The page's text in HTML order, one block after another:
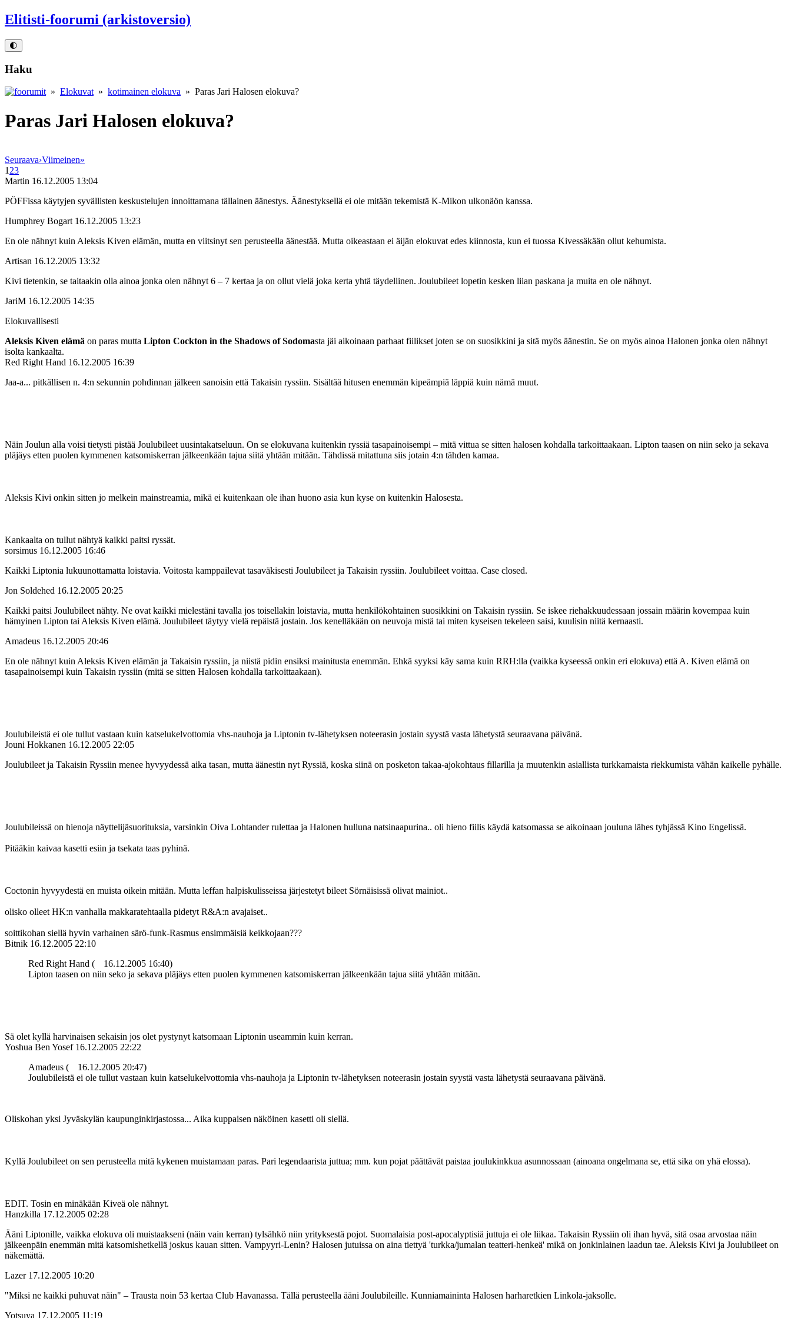
Elitisti-foorumi (arkistoversio)
🌓
Haku
» Elokuvat » kotimainen elokuva » Paras Jari Halosen elokuva?
Paras Jari Halosen elokuva?
Seuraava›Viimeinen»
1 23
Martin 16.12.2005 13:04
PÖFFissa käytyjen syvällisten keskustelujen innoittamana tällainen äänestys. Äänestyksellä ei ole mitään tekemistä K-Mikon ulkonäön kanssa.
Humphrey Bogart 16.12.2005 13:23
En ole nähnyt kuin Aleksis Kiven elämän, mutta en viitsinyt sen perusteella äänestää. Mutta oikeastaan ei äijän elokuvat edes kiinnosta, kun ei tuossa Kivessäkään ollut kehumista.
Artisan 16.12.2005 13:32
Kivi tietenkin, se taitaakin olla ainoa jonka olen nähnyt 6 – 7 kertaa ja on ollut vielä joka kerta yhtä täydellinen. Joulubileet lopetin kesken liian paskana ja muita en ole nähnyt.
JariM 16.12.2005 14:35
Elokuvallisesti
Aleksis Kiven elämä on paras mutta Lipton Cockton in the Shadows of Sodomasta jäi aikoinaan parhaat fiilikset joten se on suosikkini ja sitä myös äänestin. Se on myös ainoa Halonen jonka olen nähnyt
isolta kankaalta.
Red Right Hand 16.12.2005 16:39
Jaa-a... pitkällisen n. 4:n sekunnin pohdinnan jälkeen sanoisin että Takaisin ryssiin. Sisältää hitusen enemmän kipeämpiä läppiä kuin nämä muut.
Näin Joulun alla voisi tietysti pistää Joulubileet uusintakatseluun. On se elokuvana kuitenkin ryssiä tasapainoisempi – mitä vittua se sitten halosen kohdalla tarkoittaakaan. Lipton taasen on niin seko ja sekava
pläjäys etten puolen kymmenen katsomiskerran jälkeenkään tajua siitä yhtään mitään. Tähdissä mitattuna siis jotain 4:n tähden kamaa.
Aleksis Kivi onkin sitten jo melkein mainstreamia, mikä ei kuitenkaan ole ihan huono asia kun kyse on kuitenkin Halosesta.
Kankaalta on tullut nähtyä kaikki paitsi ryssät.
sorsimus 16.12.2005 16:46
Kaikki Liptonia lukuunottamatta loistavia. Voitosta kamppailevat tasaväkisesti Joulubileet ja Takaisin ryssiin. Joulubileet voittaa. Case closed.
Jon Soldehed 16.12.2005 20:25
Kaikki paitsi Joulubileet nähty. Ne ovat kaikki mielestäni tavalla jos toisellakin loistavia, mutta henkilökohtainen suosikkini on Takaisin ryssiin. Se iskee riehakkuudessaan jossain määrin kovempaa kuin
hämyinen Lipton tai Aleksis Kiven elämä. Joulubileet täytyy vielä repäistä jostain. Jos kenelläkään on neuvoja mistä tai miten kyseisen tekeleen saisi, kuulisin niitä kernaasti.
Amadeus 16.12.2005 20:46
En ole nähnyt kuin Aleksis Kiven elämän ja Takaisin ryssiin, ja niistä pidin ensiksi mainitusta enemmän. Ehkä syyksi käy sama kuin RRH:lla (vaikka kyseessä onkin eri elokuva) että A. Kiven elämä on
tasapainoisempi kuin Takaisin ryssiin (mitä se sitten Halosen kohdalla tarkoittaakaan).
Joulubileistä ei ole tullut vastaan kuin katselukelvottomia vhs-nauhoja ja Liptonin tv-lähetyksen noteerasin jostain syystä vasta lähetystä seuraavana päivänä.
Jouni Hokkanen 16.12.2005 22:05
Joulubileet ja Takaisin Ryssiin menee hyvyydessä aika tasan, mutta äänestin nyt Ryssiä, koska siinä on posketon takaa-ajokohtaus fillarilla ja muutenkin asiallista turkkamaista riekkumista vähän kaikelle pyhälle.
Joulubileissä on hienoja näyttelijäsuorituksia, varsinkin Oiva Lohtander rulettaa ja Halonen hulluna natsinaapurina.. oli hieno fiilis käydä katsomassa se aikoinaan jouluna lähes tyhjässä Kino Engelissä.
Pitääkin kaivaa kasetti esiin ja tsekata taas pyhinä.
Coctonin hyvyydestä en muista oikein mitään. Mutta leffan halpiskulisseissa järjestetyt bileet Sörnäisissä olivat mainiot..
olisko olleet HK:n vanhalla makkaratehtaalla pidetyt R&A:n avajaiset..
soittikohan siellä hyvin varhainen särö-funk-Rasmus ensimmäisiä keikkojaan???
Bitnik 16.12.2005 22:10
Red Right Hand (
16.12.2005 16:40)
Lipton taasen on niin seko ja sekava pläjäys etten puolen kymmenen katsomiskerran jälkeenkään tajua siitä yhtään mitään.
Sä olet kyllä harvinaisen sekaisin jos olet pystynyt katsomaan Liptonin useammin kuin kerran.
Yoshua Ben Yosef 16.12.2005 22:22
Amadeus (
16.12.2005 20:47)
Joulubileistä ei ole tullut vastaan kuin katselukelvottomia vhs-nauhoja ja Liptonin tv-lähetyksen noteerasin jostain syystä vasta lähetystä seuraavana päivänä.
Oliskohan yksi Jyväskylän kaupunginkirjastossa... Aika kuppaisen näköinen kasetti oli siellä.
Kyllä Joulubileet on sen perusteella mitä kykenen muistamaan paras. Pari legendaarista juttua; mm. kun pojat päättävät paistaa joulukinkkua asunnossaan (ainoana ongelmana se, että sika on yhä elossa).
EDIT. Tosin en minäkään Kiveä ole nähnyt.
Hanzkilla 17.12.2005 02:28
Ääni Liptonille, vaikka elokuva oli muistaakseni (näin vain kerran) tylsähkö niin yrityksestä pojot. Suomalaisia post-apocalyptisiä juttuja ei ole liikaa. Takaisin Ryssiin oli ihan hyvä, sitä osaa arvostaa näin
jälkeenpäin enemmän mitä katsomishetkellä joskus kauan sitten. Vampyyri-Lenin? Halosen jutuissa on aina tiettyä 'turkka/jumalan teatteri-henkeä' mikä on jonkinlainen laadun tae. Aleksis Kivi ja Joulubileet on
näkemättä.
Lazer 17.12.2005 10:20
"Miksi ne kaikki puhuvat näin" – Trausta noin 53 kertaa Club Havanassa. Tällä perusteella ääni Joulubileille. Kunniamaininta Halosen harharetkien Linkola-jaksolle.
Yotsuya 17.12.2005 11:19